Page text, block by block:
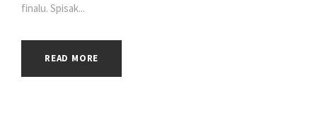
finalu. Spisak...
READ MORE